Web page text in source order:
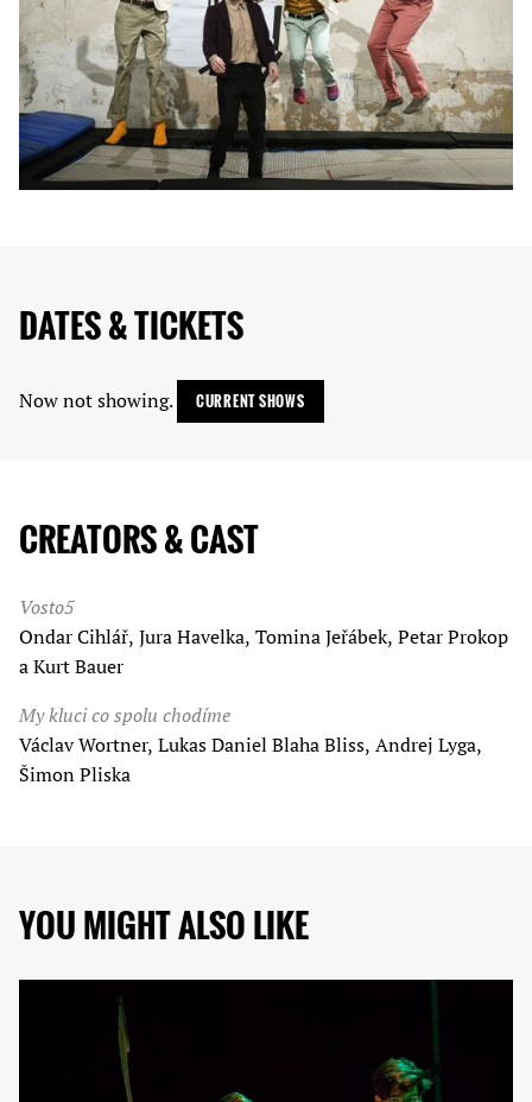
DATES & TICKETS
Now not showing. CURRENT SHOWS
CREATORS & CAST
Vosto5
Ondar Cihlář, Jura Havelka, Tomina Jeřábek, Petar Prokop
a Kurt Bauer
My kluci co spolu chodíme
Václav Wortner, Lukas Daniel Blaha Bliss, Andrej Lyga,
Šimon Pliska
YOU MIGHT ALSO LIKE